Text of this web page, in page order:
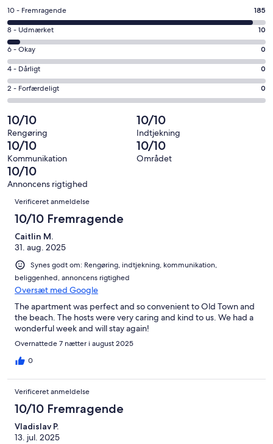
et
nyt
vindue
Bedømmelse
på
10
−
Fremragende.
185
af
i
alt
195
anmeldelser
10 - Fremragende 185
Bedømmelse
på
8
−
Udmærket.
10
i
alt
195
anmeldelser
8 - Udmærket 10
Bedømmelse
på
6
−
Okay.
0
af
i
alt
195
anmeldelser
6 - Okay 0
Bedømmelse
på
4
Dårligt.
0
af
i
alt
195
anmeldelser
4 - Dårligt 0
Bedømmelse
på
2
−
Forfærdeligt.
0
af
195
anmeldelser
2 - Forfærdeligt 0
10/10
Rengøring
10/10
Indtjekning
10/10
Kommunikation
10/10
Området
10/10
Annoncens rigtighed
Anmeldelser
Verificeret anmeldelse
10/10 Fremragende
Caitlin M.
31. aug. 2025
Synes godt om: Rengøring, indtjekning, kommunikation,
beliggenhed, annoncens rigtighed
Oversæt med Google
The apartment was perfect and so convenient to Old Town and
the beach. The hosts were very caring and kind to us. We had a
wonderful week and will stay again!
Overnattede 7 nætter i august 2025
0
Verificeret anmeldelse
10/10 Fremragende
Vladislav P.
13. jul. 2025